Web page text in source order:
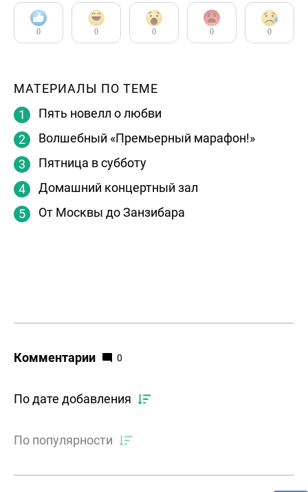
0 0 0 0 0
МАТЕРИАЛЫ ПО ТЕМЕ
Пять новелл о любви
Волшебный «Премьерный марафон!»
Пятница в субботу
Домашний концертный зал
От Москвы до Занзибара
Комментарии 0
По дате добавления
По популярности